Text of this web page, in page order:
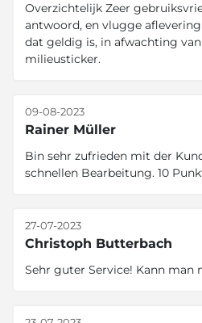
Overzichtelijk Zeer
antwoord, en vlugge
dat geldig is, in afwachting
milieusticker.
Rainer Müller
09-08-2023
Bin sehr zufrieden mit der
schnellen Bearbeitung. 10
Christoph Butterbach
27-07-2023
Sehr guter Service! Kann man